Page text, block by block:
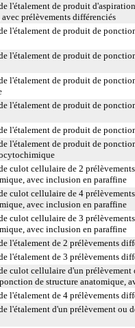
l'étalement de produit
prélèvements différenciés
l'étalement de produit de
l'étalement de produit de
l'étalement de produit de
l'étalement de produit de
l'étalement de produit de
l'étalement de produit de
culot cellulaire de 2
avec inclusion en paraffine
culot cellulaire de 4
avec inclusion en paraffine
culot cellulaire de 3
avec inclusion en paraffine
l'étalement de 2 prélèvements
l'étalement de 3 prélèvements
culot cellulaire d'un prélèvement
de structure anatomique,
l'étalement de 4 prélèvements
l'étalement d'un prélèvement ou